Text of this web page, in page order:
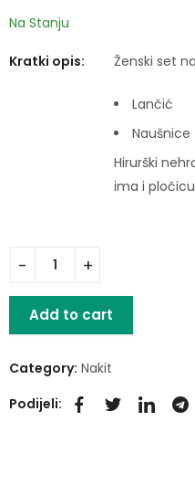
Na Stanju
Kratki opis: Ženski set
Lančić
Naušnice
Hirurški
ima i pločicu
Add to cart
Category: Nakit
Podijeli: